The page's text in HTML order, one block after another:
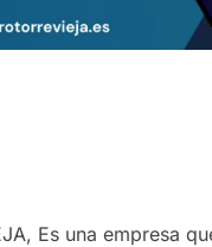
Es una